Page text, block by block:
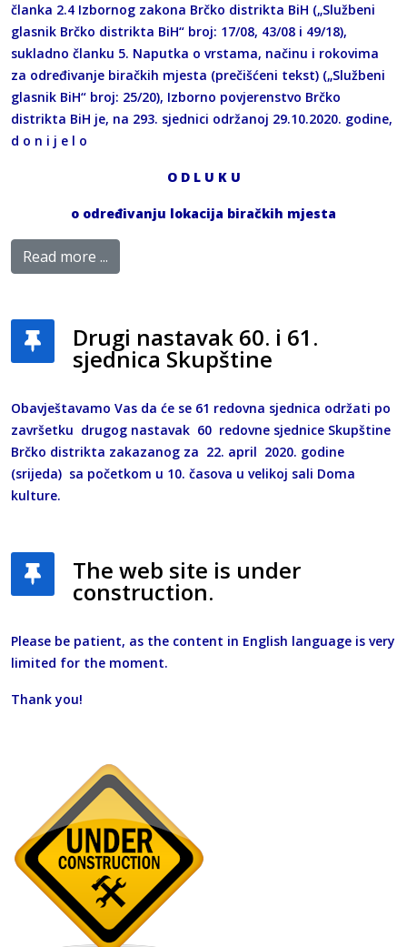
članka 2.4 Izbornog zakona Brčko distrikta BiH („Službeni
glasnik Brčko distrikta BiH“ broj: 17/08, 43/08 i 49/18),
sukladno članku 5. Naputka o vrstama, načinu i rokovima
za određivanje biračkih mjesta (prečišćeni tekst) („Službeni
glasnik BiH“ broj: 25/20), Izborno povjerenstvo Brčko
distrikta BiH je, na 293. sjednici održanoj 29.10.2020. godine,
d o n i j e l o
O D L U K U
o određivanju lokacija biračkih mjesta
Read more ...
Drugi nastavak 60. i 61.
sjednica Skupštine
Obavještavamo Vas da će se 61 redovna sjednica održati po
završetku drugog nastavak 60 redovne sjednice Skupštine
Brčko distrikta zakazanog za 22. april 2020. godine
(srijeda) sa početkom u 10. časova u velikoj sali Doma
kulture.
The web site is under
construction.
Please be patient, as the content in English language is very
limited for the moment.
Thank you!